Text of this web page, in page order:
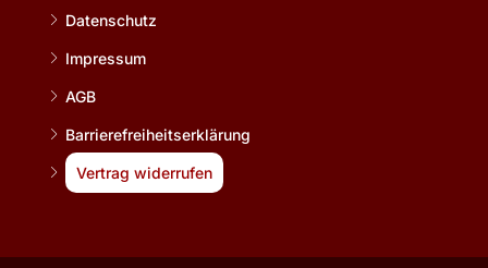
Datenschutz
Impressum
AGB
Barrierefreiheitserklärung
Vertrag widerrufen